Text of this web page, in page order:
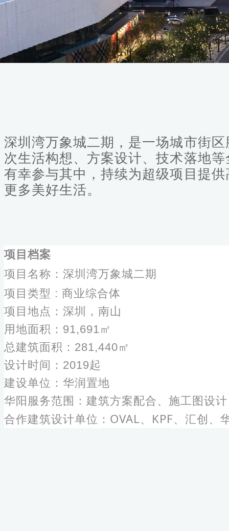
深圳湾万象城二期，是一场城市街
次生活构想、方案设计、技术落地
有幸参与其中，持续为超级项目提
更多美好生活。
项目档案
项目名称：深圳湾万象城二期
项目类型 : 商业综合体
项目地点：深圳，南山
用地面积：91,691㎡
总建筑面积：281,440㎡
设计时间：2019起
建设单位：华润置地
华阳服务范围：建筑方案配合、施工图设计
合作建筑设计单位： OVAL、KPF、汇创、